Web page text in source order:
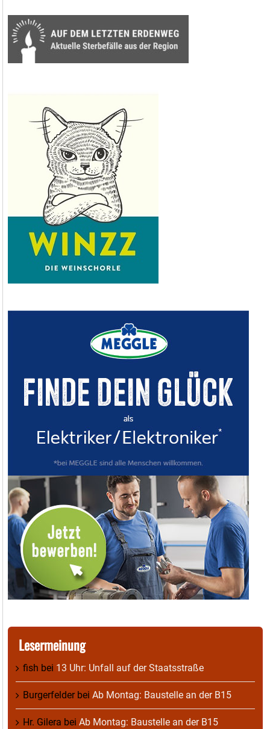
Lesermeinung
fish bei 13 Uhr: Unfall auf der Staatsstraße
Burgerfelderbei Ab Montag: Baustelle an der B15
Hr. Gilera bei Ab Montag: Baustelle an der B15